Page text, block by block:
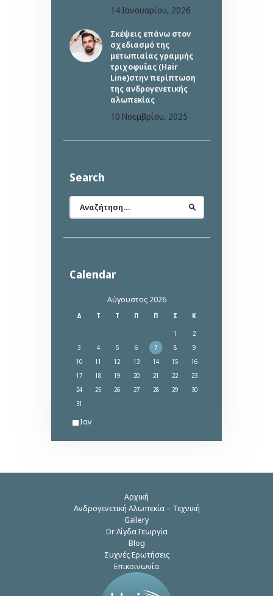
14 Ιανουαρίου, 2026
Σκέψεις επάνω στον
σχεδιασμό της
μετωπιαίας γραμμής
τριχοφυΐας (Hair
Line)στην περίπτωση
της ανδρογενετικής
αλωπεκίας
10 Νοεμβρίου, 2025
Search
Αναζήτηση
για:
Calendar
Αύγουστος 2026
Δ Τ Τ Π Π Σ Κ
1
2
3
4 5 6 7 8
9
10
11 12 13 14 15
16
17
18 19 20 21 22
23
24
25 26 27 28 29
30
31
« Ιαν
Αρχική
Ανδρογενετική Αλωπεκία – Τεχνική
Gallery
Dr Λίγδα Γεωργία
Blog
Συχνές Ερωτήσεις
Επικοινωνία